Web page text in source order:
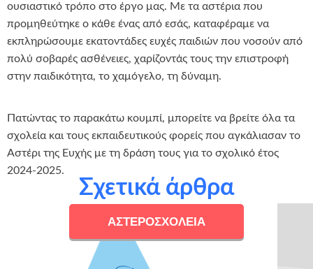
ουσιαστικό τρόπο στο έργο μας. Με τα αστέρια που
προμηθεύτηκε ο κάθε ένας από εσάς, καταφέραμε να
εκπληρώσουμε εκατοντάδες ευχές παιδιών που νοσούν από
πολύ σοβαρές ασθένειες, χαρίζοντάς τους την επιστροφή
στην παιδικότητα, το χαμόγελο, τη δύναμη.
Πατώντας το παρακάτω κουμπί, μπορείτε να βρείτε όλα τα
σχολεία και τους εκπαιδευτικούς φορείς που αγκάλιασαν το
Αστέρι της Ευχής με τη δράση τους για το σχολικό έτος
2024-2025.
ΑΣΤΕΡΟΣΧΟΛΕΙΑ
Σχετικά άρθρα